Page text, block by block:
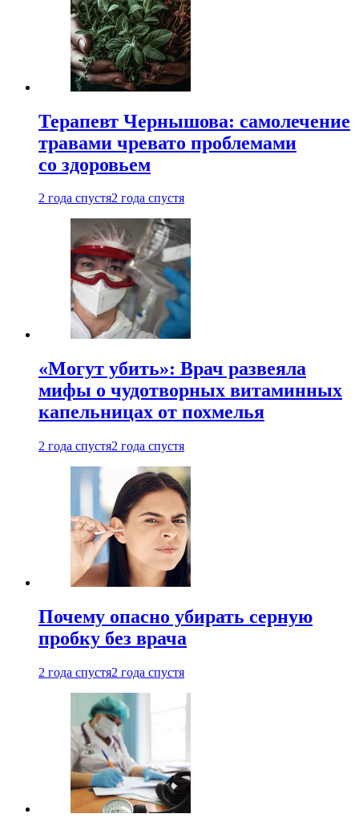
Терапевт Чернышова: самолечение
травами чревато проблемами
со здоровьем
2 года спустя2 года спустя
«Могут убить»: Врач развеяла
мифы о чудотворных витаминных
капельницах от похмелья
2 года спустя2 года спустя
Почему опасно убирать серную
пробку без врача
2 года спустя2 года спустя